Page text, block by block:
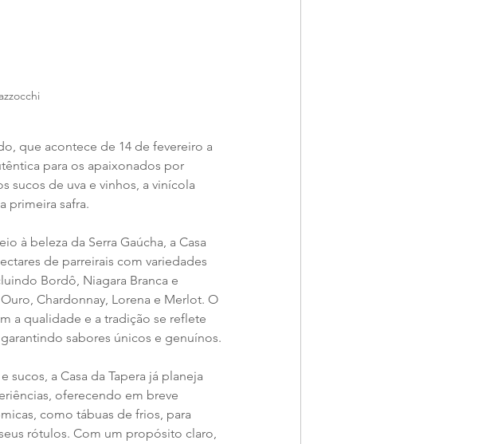
que acontece de 14 de fevereiro a
para os apaixonados por
sucos de uva e vinhos, a vinícola
primeira safra.
à beleza da Serra Gaúcha, a Casa
de parreirais com variedades
Bordô, Niagara Branca e
Chardonnay, Lorena e Merlot. O
a qualidade e a tradição se reflete
sabores únicos e genuínos.
sucos, a Casa da Tapera já planeja
oferecendo em breve
como tábuas de frios, para
rótulos. Com um propósito claro,